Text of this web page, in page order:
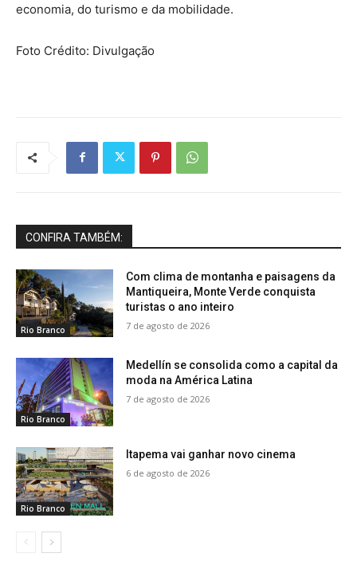
economia, do turismo e da mobilidade.
Foto Crédito: Divulgação
CONFIRA TAMBÉM:
Rio Branco
Com clima de montanha e paisagens da
Mantiqueira, Monte Verde conquista
turistas o ano inteiro
7 de agosto de 2026
Rio Branco
Medellín se consolida como a capital da
moda na América Latina
7 de agosto de 2026
Rio Branco
Itapema vai ganhar novo cinema
6 de agosto de 2026